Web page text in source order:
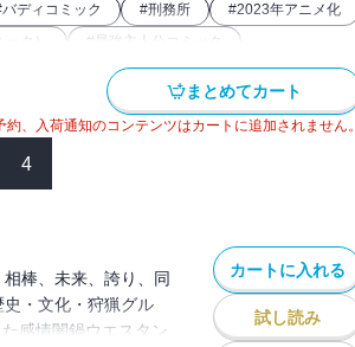
バディコミック #刑務所 #2023年アニメ化
ク） # 最強主人公コミック
まとめてカート
、入荷通知のコンテンツはカートに追加されません。
4
棒、未来、誇り、同
・文化・狩猟グル
感情闇鍋ウエスタン
カートに入れる
試し読み